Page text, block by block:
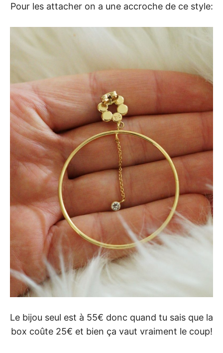
Pour les attacher on a une accroche de ce style:
Le bijou seul est à 55€ donc quand tu sais que la
box coûte 25€ et bien ça vaut vraiment le coup!